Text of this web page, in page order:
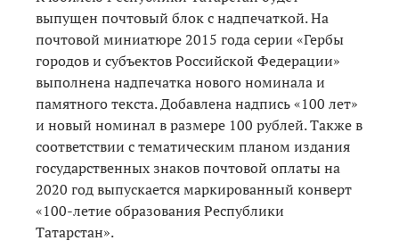
выпущен почтовый блок с надпечаткой. На
почтовой миниатюре 2015 года серии «Гербы
городов и субъектов Российской Федерации»
выполнена надпечатка нового номинала и
памятного текста. Добавлена надпись «100 лет»
и новый номинал в размере 100 рублей. Также в
соответствии с тематическим планом издания
государственных знаков почтовой оплаты на
2020 год выпускается маркированный конверт
«100-летие образования Республики
Татарстан».